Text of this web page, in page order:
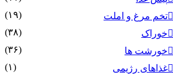
تخم مرغ و املت
(۱۹)
خوراک
(۳۸)
خورشت ها
(۳۶)
غذاهای رژیمی
(۱)